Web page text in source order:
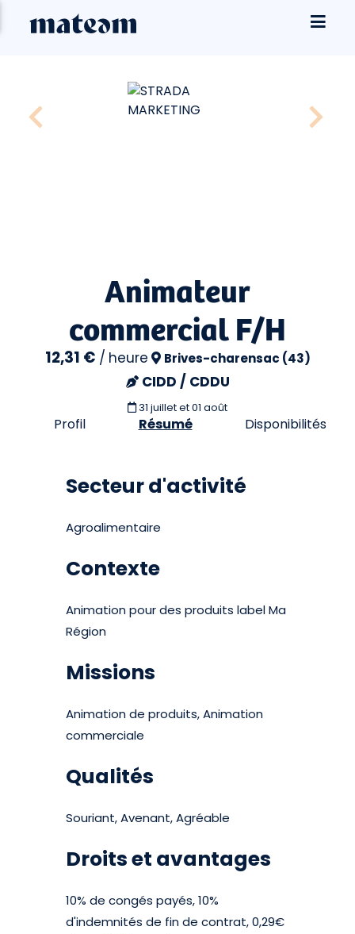
Animateur
commercial F/H
12,31 € / heure Brives-charensac (43)
CIDD / CDDU
31 juillet et 01 août
Profil Résumé Disponibilités
Secteur d'activité
Agroalimentaire
Contexte
Animation pour des produits label Ma
Région
Missions
Animation de produits, Animation
commerciale
Qualités
Souriant, Avenant, Agréable
Droits et avantages
10% de congés payés, 10%
d'indemnités de fin de contrat, 0,29€